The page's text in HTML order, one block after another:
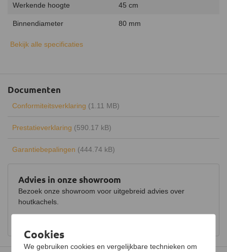
Advies in onze showroom
Bezoek onze showroom voor uitgebreid advies over
houtkachels.
Werkende hoogte 45 cm
Binnendiameter 80 mm
Buitendiameter
Aansluiting
Inclusief klemband
Garantie 30 jaar
Keurmerk
Bekijk alle specificaties
Documenten
Conformiteitsverklaring (1.11 MB)
Prestatieverklaring (590.17 kB)
Garantiebepalingen (444.74 kB)
Cookies
We gebruiken cookies en vergelijkbare technieken om